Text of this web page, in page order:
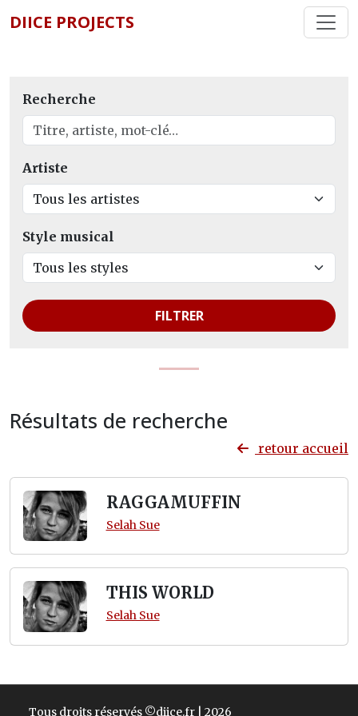
DIICE PROJECTS
Recherche
Artiste
Style musical
FILTRER
Résultats de recherche
retour accueil
RAGGAMUFFIN
Selah Sue
THIS WORLD
Selah Sue
Tous droits réservés ©diice.fr | 2026